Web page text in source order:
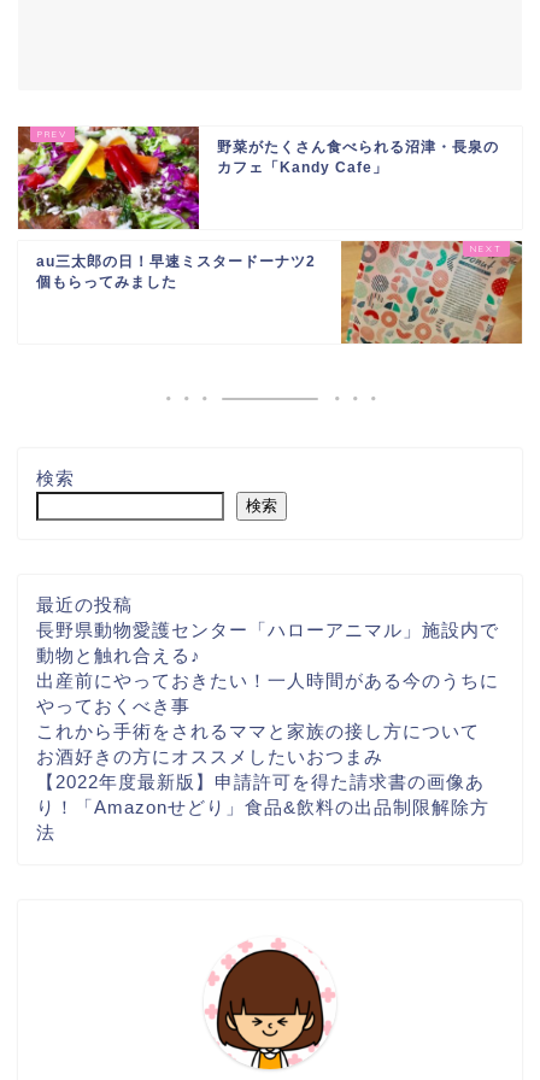
野菜がたくさん食べられる沼津・長泉の
カフェ「Kandy Cafe」
au三太郎の日！早速ミスタードーナツ2
個もらってみました
検索
検索
最近の投稿
長野県動物愛護センター「ハローアニマル」施設内で
動物と触れ合える♪
出産前にやっておきたい！一人時間がある今のうちに
やっておくべき事
これから手術をされるママと家族の接し方について
お酒好きの方にオススメしたいおつまみ
【2022年度最新版】申請許可を得た請求書の画像あ
り！「Amazonせどり」食品&飲料の出品制限解除方
法